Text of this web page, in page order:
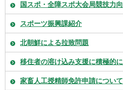
国スポ・全障スポ大会局競技力
スポーツ振興課紹介
北朝鮮による拉致問題
移住者の溶け込み支援に積極的
家畜人工授精師免許申請について